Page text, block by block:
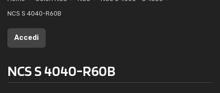
NCS S 4040-R60B
Accedi
NCS S 4040-R60B